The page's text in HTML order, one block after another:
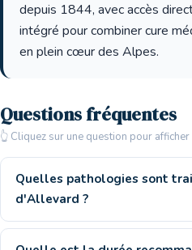
depuis 1844, avec accès
intégré pour combiner cure
en plein cœur des Alpes.
Questions fréquentes
👆 Cliquez sur une question pour
Quelles pathologies sont
d'Allevard ?